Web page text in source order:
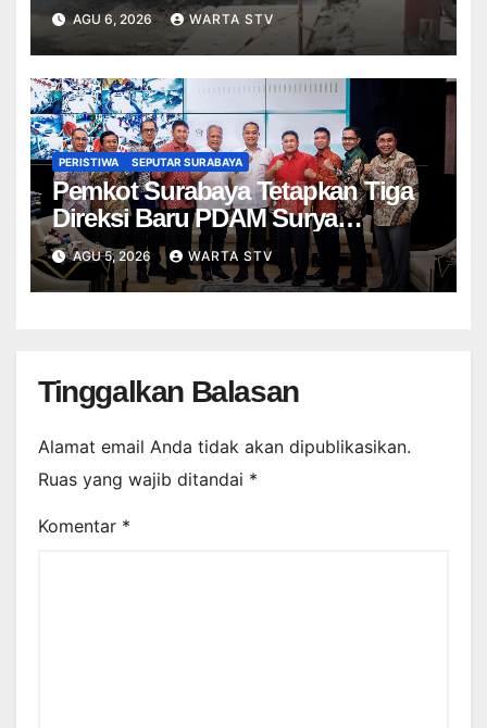
DISANKSI USAI WARGA
TERPELESET
AGU 6, 2026 WARTA STV
PERISTIWA SEPUTAR SURABAYA
Pemkot Surabaya Tetapkan Tiga
Direksi Baru PDAM Surya
Sembada, Fokus Perkuat
Layanan dan Kinerja
AGU 5, 2026 WARTA STV
Tinggalkan Balasan
Alamat email Anda tidak akan dipublikasikan.
Ruas yang wajib ditandai *
Komentar *